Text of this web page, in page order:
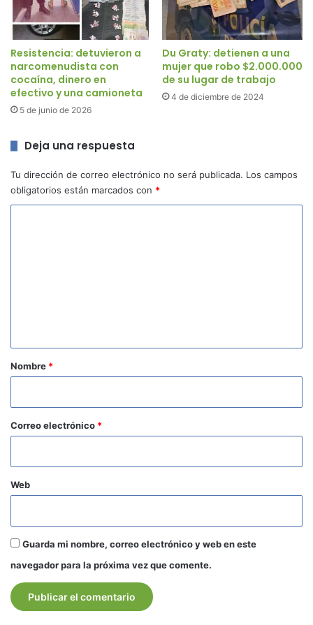
Resistencia: detuvieron a
narcomenudista con
cocaína, dinero en
efectivo y una camioneta
5 de junio de 2026
Du Graty: detienen a una
mujer que robo $2.000.000
de su lugar de trabajo
4 de diciembre de 2024
Deja una respuesta
Tu dirección de correo electrónico no será publicada. Los campos
obligatorios están marcados con *
r
o
*
Nombre *
Correo electrónico *
Web
Guarda mi nombre, correo electrónico y web en este
navegador para la próxima vez que comente.